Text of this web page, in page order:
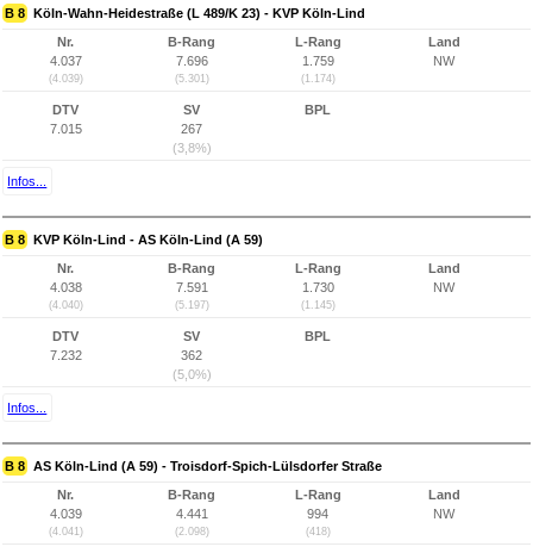
B 8 Köln-Wahn-Heidestraße (L 489/K 23) - KVP Köln-Lind
Nr.
4.037
(4.039)
B-Rang
7.696
(5.301)
L-Rang
1.759
(1.174)
Land
NW
DTV
7.015
SV
267
(3,8%)
BPL
Infos...
B 8 KVP Köln-Lind - AS Köln-Lind (A 59)
Nr.
4.038
(4.040)
B-Rang
7.591
(5.197)
L-Rang
1.730
(1.145)
Land
NW
DTV
7.232
SV
362
(5,0%)
BPL
Infos...
B 8 AS Köln-Lind (A 59) - Troisdorf-Spich-Lülsdorfer Straße
Nr.
4.039
(4.041)
B-Rang
4.441
(2.098)
L-Rang
994
(418)
Land
NW